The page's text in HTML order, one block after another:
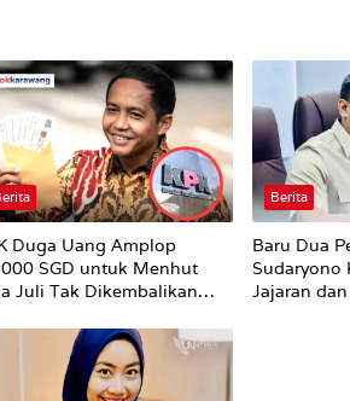
Duga Uang Amplop
SGD untuk Menhut
Juli Tak Dikembalikan
Berita
Baru Dua
Sudaryono
Jajaran